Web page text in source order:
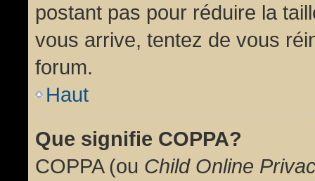
postant pas pour réduire la
vous arrive, tentez de vous
forum.
Haut
Que signifie COPPA?
COPPA (ou Child Online